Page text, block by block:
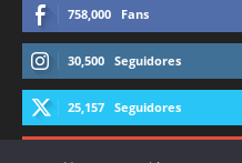
758,000 Fans
30,500 Seguidores
25,157 Seguidores